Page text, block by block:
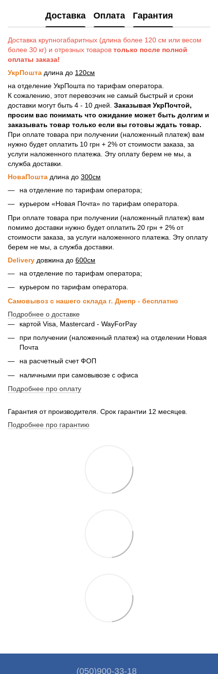
Доставка Оплата Гарантия
Доставка крупногабаритных (длина более 120 см или весом
более 30 кг) и отрезных товаров только после полной
оплаты заказа!
УкрПошта длина до 120см
на отделение УкрПошта по тарифам оператора.
К сожалению, этот перевозчик не самый быстрый и сроки
доставки могут быть 4 - 10 дней. Заказывая УкрПочтой,
просим вас понимать что ожидание может быть долгим и
заказывать товар только если вы готовы ждать товар.
При оплате товара при получении (наложенный платеж) вам
нужно будет оплатить 10 грн + 2% от стоимости заказа, за
услуги наложенного платежа. Эту оплату берем не мы, а
служба доставки.
НоваПошта длина до 300см
на отделение по тарифам оператора;
курьером «Новая Почта» по тарифам оператора.
При оплате товара при получении (наложенный платеж) вам
помимо доставки нужно будет оплатить 20 грн + 2% от
стоимости заказа, за услуги наложенного платежа. Эту оплату
берем не мы, а служба доставки.
Delivery довжина до 600см
на отделение по тарифам оператора;
курьером по тарифам оператора.
Самовывоз с нашего склада г. Днепр - бесплатно
Подробнее о доставке
картой Visa, Mastercard - WayForPay
при получении (наложенный платеж) на отделении Новая
Почта
на расчетный счет ФОП
наличными при самовывозе с офиса
Подробнее про оплату
Гарантия от производителя. Срок гарантии 12 месяцев.
Подробнее про гарантию
(050)900-33-18